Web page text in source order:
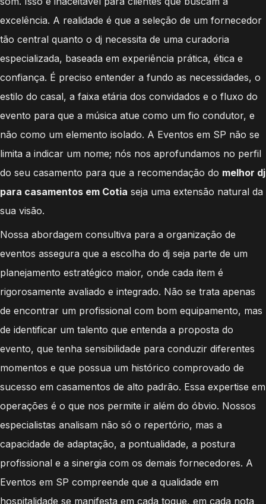
excelência. A realidade é que a seleção de um fornecedor
tão central quanto o dj necessita de uma curadoria
especializada, baseada em experiência prática, ética e
confiança. É preciso entender a fundo as necessidades, o
estilo do casal, a faixa etária dos convidados e o fluxo do
evento para que a música atue como um fio condutor, e
não como um elemento isolado. A Eventos em SP não se
limita a indicar um nome; nós nos aprofundamos no perfil
do seu casamento para que a recomendação do melhor dj
para casamentos em Cotia seja uma extensão natural da
sua visão.
Nossa abordagem consultiva para a organização de
eventos assegura que a escolha do dj seja parte de um
planejamento estratégico maior, onde cada item é
rigorosamente avaliado e integrado. Não se trata apenas
de encontrar um profissional com bom equipamento, mas
de identificar um talento que entenda a proposta do
evento, que tenha sensibilidade para conduzir diferentes
momentos e que possua um histórico comprovado de
sucesso em casamentos de alto padrão. Essa expertise em
operações é o que nos permite ir além do óbvio. Nossos
especialistas analisam não só o repertório, mas a
capacidade de adaptação, a pontualidade, a postura
profissional e a sinergia com os demais fornecedores. A
Eventos em SP compreende que a qualidade em
hospitalidade se manifesta em cada toque, em cada nota